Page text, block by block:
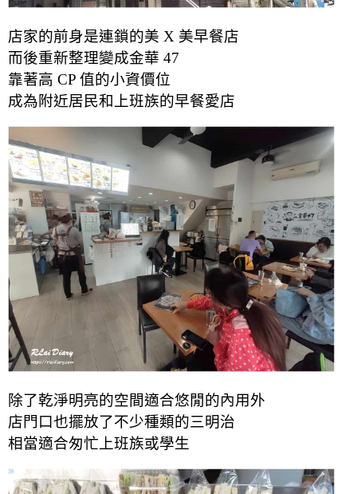
店家的前身是連鎖的美 X 美早餐店
而後重新整理變成金華 47
靠著高 CP 值的小資價位
成為附近居民和上班族的早餐愛店
除了乾淨明亮的空間適合悠閒的內用外
店門口也擺放了不少種類的三明治
相當適合匆忙上班族或學生